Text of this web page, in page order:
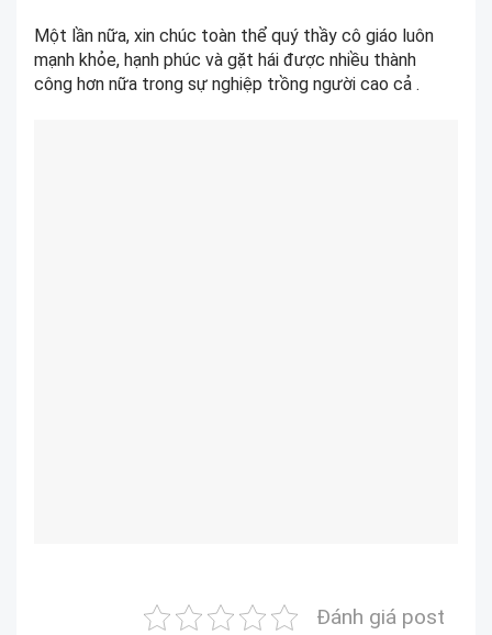
Một lần nữa, xin chúc toàn thể quý thầy cô giáo luôn
mạnh khỏe, hạnh phúc và gặt hái được nhiều thành
công hơn nữa trong sự nghiệp trồng người cao cả .
Đánh giá post